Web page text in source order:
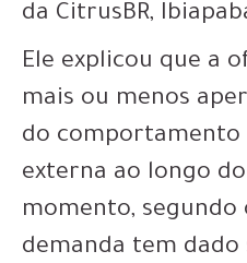
da CitrusBR,
Ele explicou que a
mais ou menos
do comportamento
externa ao longo
momento, segundo
demanda tem dado